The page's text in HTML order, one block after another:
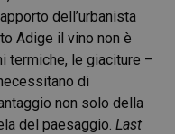
dell’urbanista
Adige il vino non è
termiche, le giaciture –
di
non solo della
del paesaggio. Last